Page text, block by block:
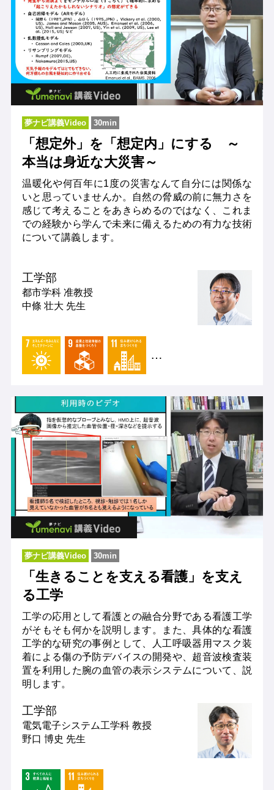
夢ナビ講義Video 30min
「想定外」を「想定内」にする ～
本当は身近な大災害～
温暖化や何百年に1度の災害なんて自分には関係な
いと思っていませんか。自然の脅威の前に無力さを
感じて考えることをあきらめるのではなく、これま
での経験から学んで未来に備えるための有力な技術
について講義します。
工学部
都市学科 准教授
中條 壮大 先生
…
夢ナビ講義Video 30min
「生きることを支える看護」を支え
る工学
工学の応用として看護との融合分野である看護工学
がそもそも何かを説明します。また、具体的な看護
工学的な研究の事例として、人工呼吸器用マスク装
着による傷の予防デバイスの開発や、超音波検査装
置を利用した腕の血管の表示システムについて、説
明します。
工学部
電気電子システム工学科 教授
野口 博史 先生